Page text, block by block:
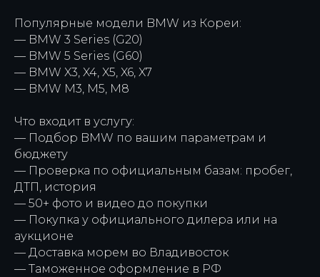
Популярные модели BMW из Кореи:
— BMW 3 Series (G20)
— BMW 5 Series (G60)
— BMW X3, X4, X5, X6, X7
— BMW M3, M5, M8
Что входит в услугу:
— Подбор BMW по вашим параметрам и
бюджету
— Проверка по официальным базам: пробег,
ДТП, история
— 50+ фото и видео до покупки
— Покупка у официального дилера или на
аукционе
— Доставка морем во Владивосток
— Таможенное оформление в РФ